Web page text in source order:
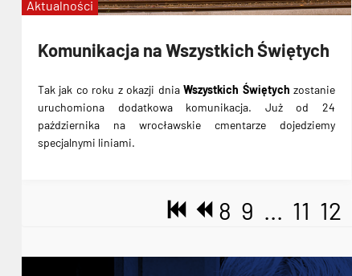
Komunikacja na Wszystkich Świętych
Tak jak co roku z okazji dniaWszystkich Świętych zostanie
uruchomiona dodatkowa komunikacja. Już od 24
października na wrocławskie cmentarze dojedziemy
specjalnymi liniami.
Aktualności
8 9 ... 11 12